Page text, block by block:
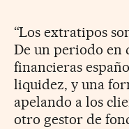
“Los extratipos
De un periodo en
financieras
liquidez, y una
apelando a los
otro gestor de